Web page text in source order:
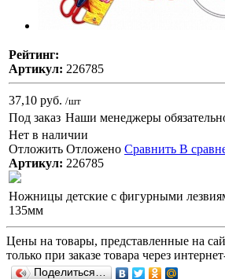
Рейтинг:
Артикул: 226785
37,10 руб. /шт
Под заказ Наши менеджеры
Нет в наличии
Отложить Отложено Сравнить В
Артикул: 226785
Ножницы детские с фигурными
135мм
Цены на товары, представленные на
только при заказе товара через
Поделиться…